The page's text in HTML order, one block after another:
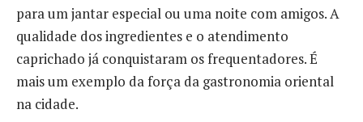
para um jantar especial ou uma noite com amigos. A
qualidade dos ingredientes e o atendimento
caprichado já conquistaram os frequentadores. É
mais um exemplo da força da gastronomia oriental
na cidade.